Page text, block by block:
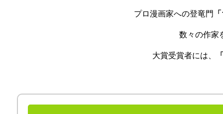
プロ漫画家への登竜門
数々の作家
大賞受賞者には、